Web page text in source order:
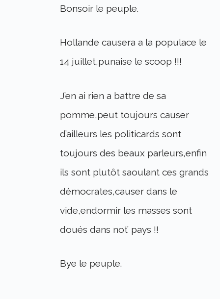
Bonsoir le peuple.
Hollande causera a la populace le
14 juillet,punaise le scoop !!!
J’en ai rien a battre de sa
pomme,peut toujours causer
d’ailleurs les politicards sont
toujours des beaux parleurs,enfin
ils sont plutôt saoulant ces grands
démocrates,causer dans le
vide,endormir les masses sont
doués dans not’ pays !!
Bye le peuple.